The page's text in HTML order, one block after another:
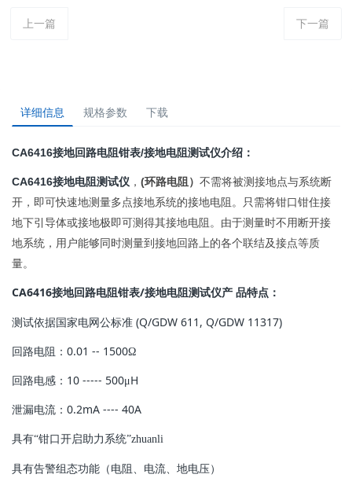
上一篇 下一篇
详细信息 规格参数 下载
CA6416接地回路电阻钳表/接地电阻测试仪介绍：
CA6416接地电阻测试仪 ， (环路电阻） 不需将被测接地点与系统断
开，即可快速地测量多点接地系统的接地电阻。只需将钳口钳住接
地下引导体或接地极即可测得其接地电阻。由于测量时不用断开接
地系统，用户能够同时测量到接地回路上的各个联结及接点等质
量。
CA6416接地回路电阻钳表/接地电阻测试仪产 品特点：
测试依据国家电网公标准 (Q/GDW 611, Q/GDW 11317)
回路电阻： 0.01 -- 1500Ω
回路电感： 10 ----- 500μH
泄漏电流： 0.2mA ---- 40A
具有“钳口开启助力系统”zhuanli
具有告警组态功能（电阻、电流、地电压）